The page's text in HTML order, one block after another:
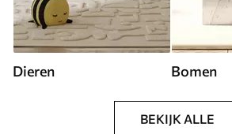
Dieren Bomen
BEKIJK ALLE